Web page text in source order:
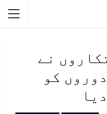
نے
کو